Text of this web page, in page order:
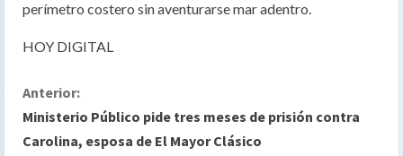
perímetro costero sin aventurarse mar adentro.
HOY DIGITAL
S
i
Anterior:
Ministerio Público pide tres meses de prisión contra
Carolina, esposa de El Mayor Clásico